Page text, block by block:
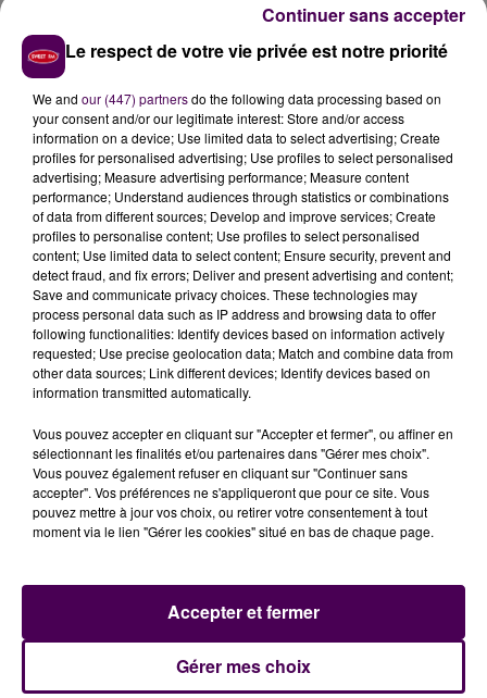
RD 227 entre la RD 38 et Souligné sous Ballon :
route barrée
RD 38 entre Ballon et Montbizot partiellement
inondée sans restriction
Secteur de Sablé-sur-Sarthe :
RD 159 entre Pincé et Morannes : route barrée
RD 53 entre Vion et Louailles : route débarrée
Secteur de Roëzé-sur-Sarthe/Noyen-sur-Sarthe :
RD 289 entre La Suze-sur-Sarthe et Parigné-
le-Pôlin : route barrée
RD 212 entre Voivres-lès-Le Mans et la RD 23 sous
surveillance
RD 12 entre Mézeray et La Flèche sous
Secteur du Grand-Lucé:
RD 64 bis entre Chahaignes et Lhomme : route
débarrée
RD 10 entre Nogent-sur-Loir et Château-du-
Loir : route barrée
Le respect de votre vie privée est notre priorité
We and our (447) partnersdo the following data processing based on
your consent and/or our legitimate interest: Store and/or access
information on a device; Use limited data to select advertising; Create
profiles for personalised advertising; Use profiles to select personalised
advertising; Measure advertising performance; Measure content
performance; Understand audiences through statistics or combinations
of data from different sources; Develop and improve services; Create
profiles to personalise content; Use profiles to select personalised
content; Use limited data to select content; Ensure security, prevent and
detect fraud, and fix errors; Deliver and present advertising and content;
Save and communicate privacy choices. These technologies may
process personal data such as IP address and browsing data to offer
following functionalities: Identify devices based on information actively
requested; Use precise geolocation data; Match and combine data from
other data sources; Link different devices; Identify devices based on
information transmitted automatically.
Vous pouvez accepter en cliquant sur "Accepter et fermer", ou affiner en
sélectionnant les finalités et/ou partenaires dans "Gérer mes choix".
Vous pouvez également refuser en cliquant sur "Continuer sans
accepter". Vos préférences ne s'appliqueront que pour ce site. Vous
pouvez mettre à jour vos choix, ou retirer votre consentement à tout
moment via le lien "Gérer les cookies" situé en bas de chaque page.
Gérer mes choix
Accepter et fermer
Continuer sans accepter